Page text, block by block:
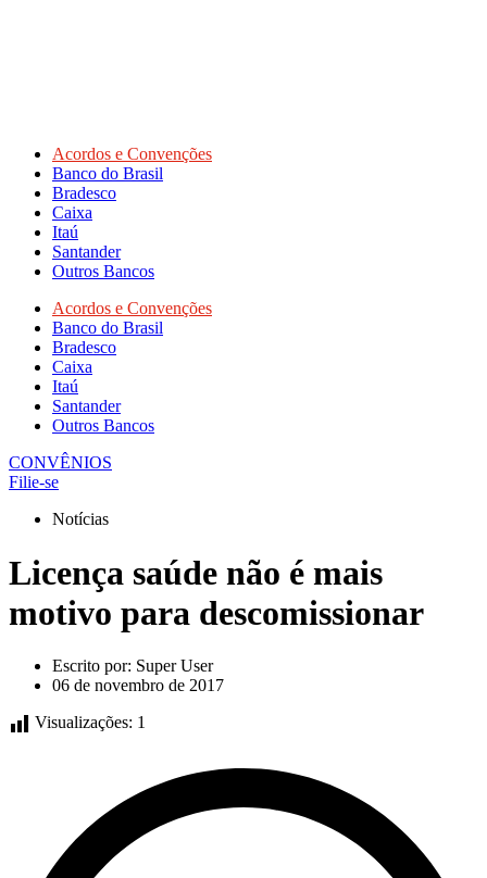
Acordos e Convenções
Banco do Brasil
Bradesco
Caixa
Itaú
Santander
Outros Bancos
Acordos e Convenções
Banco do Brasil
Bradesco
Caixa
Itaú
Santander
Outros Bancos
CONVÊNIOS
Filie-se
Notícias
Licença saúde não é mais
motivo para descomissionar
Escrito por: Super User
06 de novembro de 2017
Visualizações: 1